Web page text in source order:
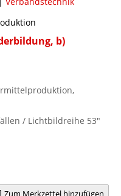
b)
/ Lichtbildreihe 53"
Zum Merkzettel hinzufügen